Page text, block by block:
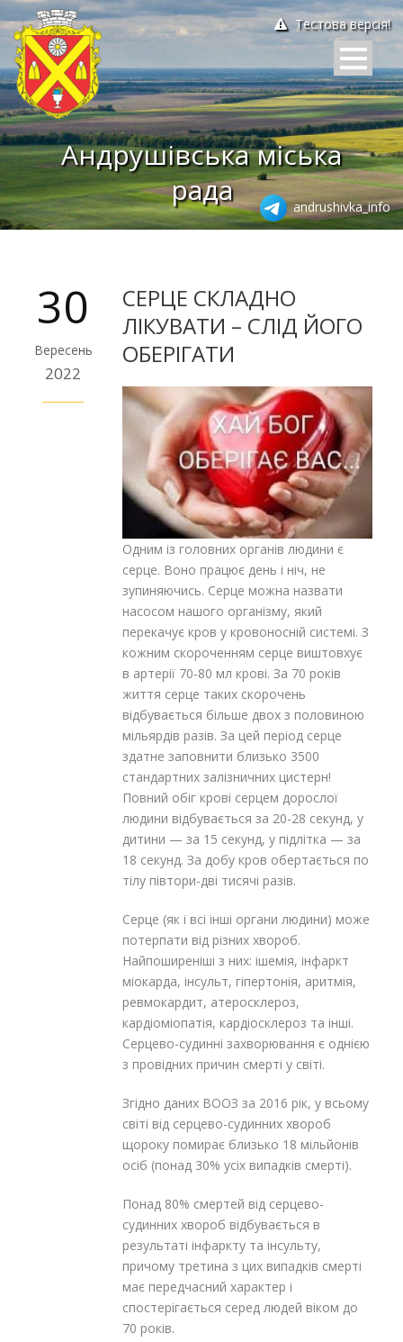
Тестова версія!
Андрушівська міська
рада
andrushivka_info
30
Вересень
2022
СЕРЦЕ СКЛАДНО
ЛІКУВАТИ – СЛІД ЙОГО
ОБЕРІГАТИ
Одним із головних органів людини є
серце. Воно працює день і ніч, не
зупиняючись. Серце можна назвати
насосом нашого організму, який
перекачує кров у кровоносній системі. З
кожним скороченням серце виштовхує
в артерії 70-80 мл крові. За 70 років
життя серце таких скорочень
відбувається більше двох з половиною
мільярдів разів. За цей період серце
здатне заповнити близько 3500
стандартних залізничних цистерн!
Повний обіг крові серцем дорослої
людини відбувається за 20-28 секунд, у
дитини — за 15 секунд, у підлітка — за
18 секунд. За добу кров обертається по
тілу півтори-дві тисячі разів.
Серце (як і всі інші органи людини) може
потерпати від різних хвороб.
Найпоширеніші з них: ішемія, інфаркт
міокарда, інсульт, гіпертонія, аритмія,
ревмокардит, атеросклероз,
кардіоміопатія, кардіосклероз та інші.
Серцево-судинні захворювання є однією
з провідних причин смерті у світі.
Згідно даних ВООЗ за 2016 рік, у всьому
світі від серцево-судинних хвороб
щороку помирає близько 18 мільйонів
осіб (понад 30% усіх випадків смерті).
Понад 80% смертей від серцево-
судинних хвороб відбувається в
результаті інфаркту та інсульту,
причому третина з цих випадків смерті
має передчасний характер і
спостерігається серед людей віком до
70 років.